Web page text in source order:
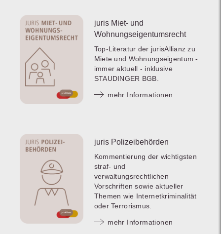
juris Miet- und
Wohnungseigentumsrecht
Top-Literatur der jurisAllianz zu
Miete und Wohnungseigentum -
immer aktuell - inklusive
STAUDINGER BGB.
mehr Informationen
juris Polizeibehörden
Kommentierung der wichtigsten
straf- und
verwaltungsrechtlichen
Vorschriften sowie aktueller
Themen wie Internetkriminalität
oder Terrorismus.
mehr Informationen